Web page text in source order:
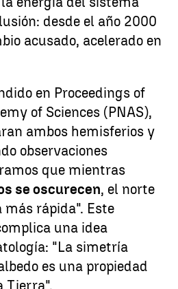
desde el año 2000
acusado, acelerado en
en Proceedings of
of Sciences (PNAS),
ambos hemisferios y
observaciones
que mientras
se oscurecen, el norte
más rápida". Este
una idea
"La simetría
es una propiedad
Tierra".